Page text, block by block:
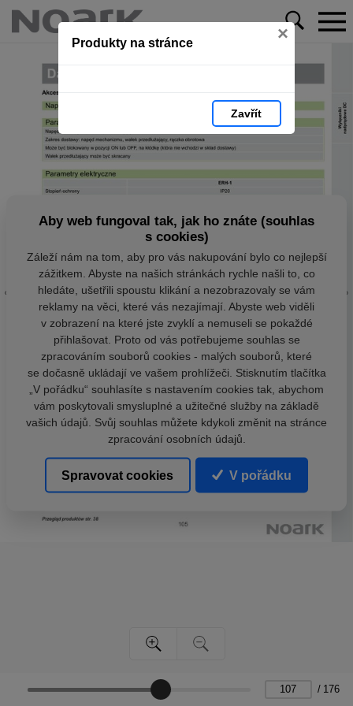
Produkty na stránce ×
Zavřít
/ 176
Aby web fungoval tak, jak ho znáte (souhlas
s cookies)
Záleží nám na tom, aby pro vás nakupování bylo co nejlepší
zážitkem. Abyste na našich stránkách rychle našli to, co
hledáte, ušetřili spoustu klikání a nezobrazovaly se vám
reklamy na věci, které vás nezajímají. Abyste web viděli
v zobrazení na které jste zvyklí a nemuseli se pokaždé
přihlašovat. Proto od vás potřebujeme souhlas se
zpracováním souborů cookies - malých souborů, které
se dočasně ukládají ve vašem prohlížeči. Stisknutím tlačítka
„V pořádku“ souhlasíte s nastavením cookies tak, abychom
vám poskytovali smysluplné a užitečné služby na základě
vašich údajů. Svůj souhlas můžete kdykoli změnit na stránce
zpracování osobních údajů.
Spravovat cookies V pořádku